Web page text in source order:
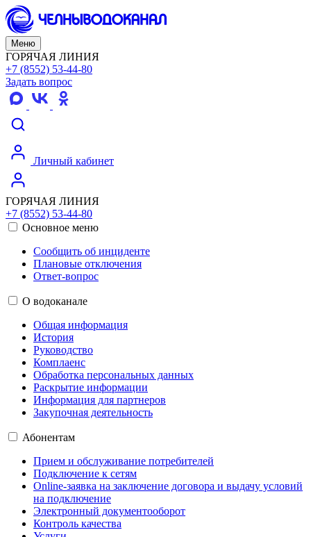
Меню
ГОРЯЧАЯ ЛИНИЯ
+7 (8552) 53-44-80
Задать вопрос
Личный кабинет
ГОРЯЧАЯ ЛИНИЯ
+7 (8552) 53-44-80
Основное меню
Сообщить об инциденте
Плановые отключения
Ответ-вопрос
О водоканале
Общая информация
История
Руководство
Комплаенс
Обработка персональных данных
Раскрытие информации
Информация для партнеров
Закупочная деятельность
Абонентам
Прием и обслуживание потребителей
Подключение к сетям
Online-заявка на заключение договора и выдачу условий
на подключение
Электронный документооборот
Контроль качества